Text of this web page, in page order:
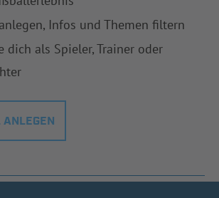
Infos und Themen filtern
dich als Spieler, Trainer oder